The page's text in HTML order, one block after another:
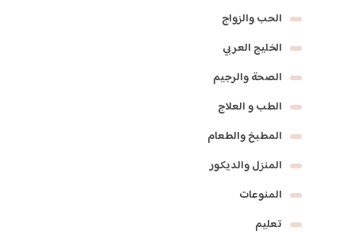
الحب والزواج
الخليج العربي
الصحة والرجيم
الطب و العلاج
المطبخ والطعام
المنزل والديكور
المنوعات
تعليم